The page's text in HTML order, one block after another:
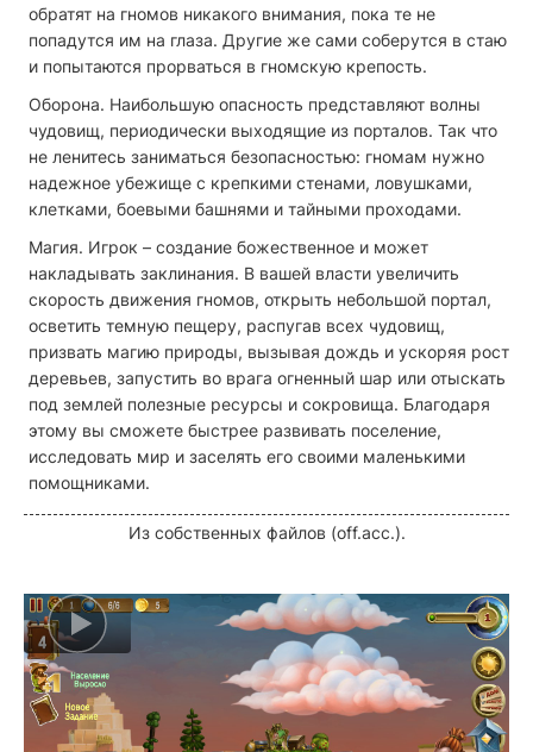
обратят на гномов никакого внимания, пока те не
попадутся им на глаза. Другие же сами соберутся в стаю
и попытаются прорваться в гномскую крепость.
Оборона. Наибольшую опасность представляют волны
чудовищ, периодически выходящие из порталов. Так что
не ленитесь заниматься безопасностью: гномам нужно
надежное убежище с крепкими стенами, ловушками,
клетками, боевыми башнями и тайными проходами.
Магия. Игрок – создание божественное и может
накладывать заклинания. В вашей власти увеличить
скорость движения гномов, открыть небольшой портал,
осветить темную пещеру, распугав всех чудовищ,
призвать магию природы, вызывая дождь и ускоряя рост
деревьев, запустить во врага огненный шар или отыскать
под землей полезные ресурсы и сокровища. Благодаря
этому вы сможете быстрее развивать поселение,
исследовать мир и заселять его своими маленькими
помощниками.
Из собственных файлов (off.acc.).